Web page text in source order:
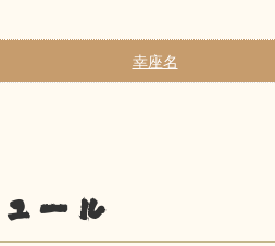
幸座名
ール